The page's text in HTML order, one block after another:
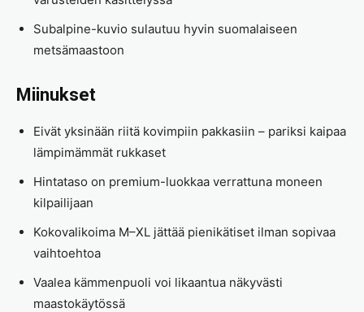
Subalpine-kuvio sulautuu hyvin suomalaiseen
metsämaastoon
Miinukset
Eivät yksinään riitä kovimpiin pakkasiin – pariksi kaipaa
lämpimämmät rukkaset
Hintataso on premium-luokkaa verrattuna moneen
kilpailijaan
Kokovalikoima M–XL jättää pienikätiset ilman sopivaa
vaihtoehtoa
Vaalea kämmenpuoli voi likaantua näkyvästi
maastokäytössä